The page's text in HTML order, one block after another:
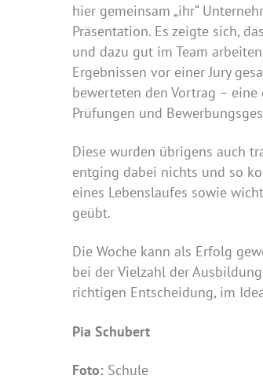
hier gemeinsam „ihr“
Präsentation. Es zeigte sich,
und dazu gut im Team
Ergebnissen vor einer Jury
bewerteten den Vortrag –
Prüfungen und
Diese wurden übrigens auch
entging dabei nichts und so
eines Lebenslaufes sowie
geübt.
Die Woche kann als Erfolg
bei der Vielzahl der
richtigen Entscheidung, im
Pia Schubert
Foto: Schule